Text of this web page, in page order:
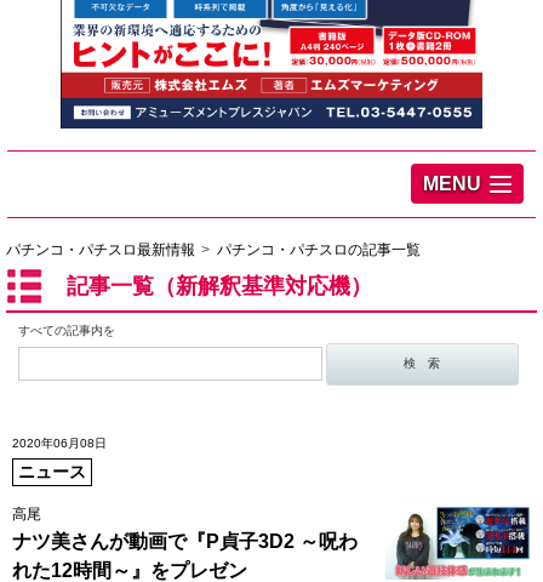
MENU
パチンコ・パチスロ最新情報 パチンコ・パチスロの記事一覧
記事一覧（新解釈基準対応機）
すべての記事内を
2020年06月08日
ニュース
高尾
ナツ美さんが動画で『P貞子3D2 ～呪わ
れた12時間～』をプレゼン